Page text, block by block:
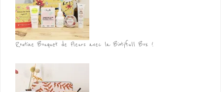
Routine Bouquet de Fleurs avec la Biotyfull Box !